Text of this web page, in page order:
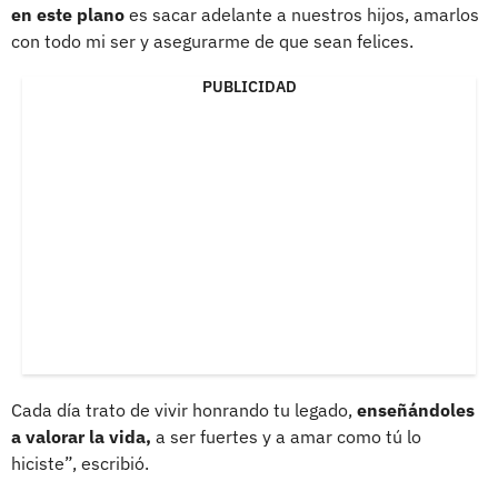
en este plano es sacar adelante a nuestros hijos, amarlos
con todo mi ser y asegurarme de que sean felices.
PUBLICIDAD
Cada día trato de vivir honrando tu legado, enseñándoles
a valorar la vida, a ser fuertes y a amar como tú lo
hiciste”, escribió.